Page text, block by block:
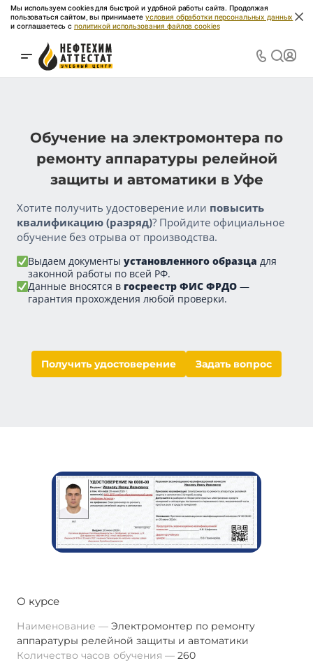
Мы используем cookies для быстрой и удобной работы сайта. Продолжая
пользоваться сайтом, вы принимаете условия обработки персональных данных
и соглашаетесь с политикой использования файлов cookies
Обучение на электромонтера по
ремонту аппаратуры релейной
защиты и автоматики в Уфе
Хотите получить удостоверение или повысить
квалификацию (разряд)? Пройдите официальное
обучение без отрыва от производства.
Выдаем документы установленного образца для
законной работы по всей РФ.
Данные вносятся в госреестр ФИС ФРДО —
гарантия прохождения любой проверки.
Получить удостоверение Задать вопрос
О курсе
Наименование
Электромонтер по ремонту
аппаратуры релейной защиты и автоматики
Количество часов обучения
260